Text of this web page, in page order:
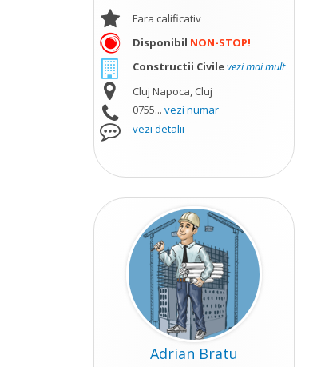
Fara calificativ
Disponibil NON-STOP!
Constructii Civilevezi mai mult
Cluj Napoca, Cluj
0755... vezi numar
vezi detalii
Adrian Bratu